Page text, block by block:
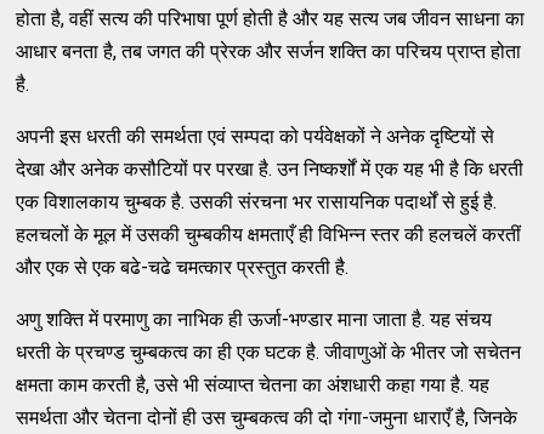
होता है, वहीं सत्य की परिभाषा पूर्ण होती है और यह सत्य जब जीवन साधना का
आधार बनता है, तब जगत की प्रेरक और सर्जन शक्ति का परिचय प्राप्त होता
है.
अपनी इस धरती की समर्थता एवं सम्पदा को पर्यवेक्षकों ने अनेक दृष्टियों से
देखा और अनेक कसौटियों पर परखा है. उन निष्कर्शों में एक यह भी है कि धरती
एक विशालकाय चुम्बक है. उसकी संरचना भर रासायनिक पदार्थों से हुई है.
हलचलों के मूल में उसकी चुम्बकीय क्षमताएँ ही विभिन्न स्तर की हलचलें करतीं
और एक से एक बढे-चढे चमत्कार प्रस्तुत करती है.
अणु शक्ति में परमाणु का नाभिक ही ऊर्जा-भण्डार माना जाता है. यह संचय
धरती के प्रचण्ड चुम्बकत्व का ही एक घटक है. जीवाणुओं के भीतर जो सचेतन
क्षमता काम करती है, उसे भी संव्याप्त चेतना का अंशधारी कहा गया है. यह
समर्थता और चेतना दोनों ही उस चुम्बकत्व की दो गंगा-जमुना धाराएँ है, जिनके